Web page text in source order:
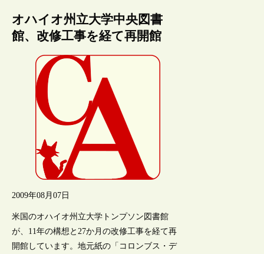
オハイオ州立大学中央図書
館、改修工事を経て再開館
2009年08月07日
米国のオハイオ州立大学トンプソン図書館
が、11年の構想と27か月の改修工事を経て再
開館しています。地元紙の「コロンブス・デ